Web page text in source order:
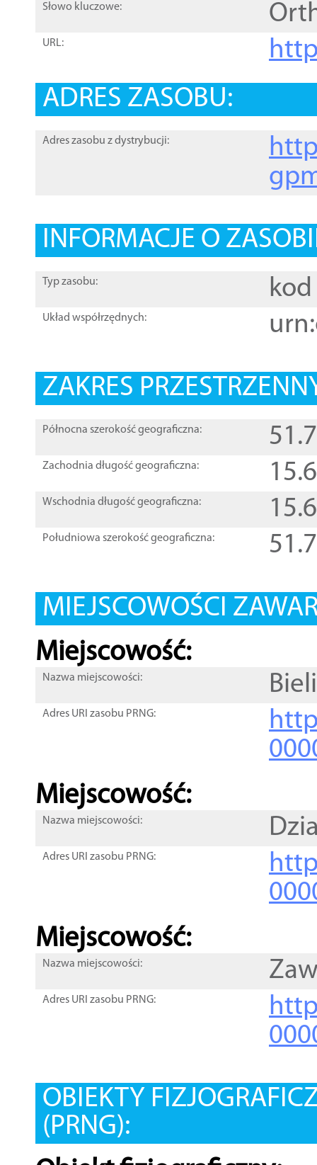
Słowo kluczowe:
URL:
ADRES ZASOBU:
Adres zasobu z dystrybucji:
INFORMACJE O
Typ zasobu: kod
Układ współrzędnych:
ZAKRES
Północna szerokość geograficzna:
Zachodnia długość geograficzna:
Wschodnia długość geograficzna:
Południowa szerokość geograficzna:
MIEJSCOWOŚCI
Miejscowość:
Nazwa miejscowości:
Adres URI zasobu PRNG:
Miejscowość:
Nazwa miejscowości:
Adres URI zasobu PRNG:
Miejscowość:
Nazwa miejscowości:
Adres URI zasobu PRNG:
OBIEKTY
(PRNG):